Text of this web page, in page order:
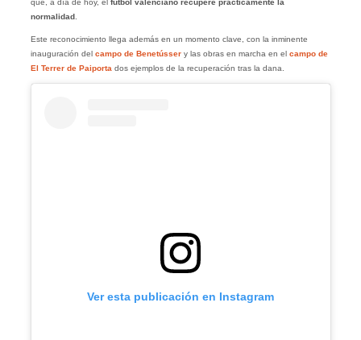
que, a día de hoy, el fútbol valenciano recupere prácticamente la
normalidad.
Este reconocimiento llega además en un momento clave, con la inminente
inauguración del campo de Benetússer y las obras en marcha en el campo de
El Terrer de Paiporta dos ejemplos de la recuperación tras la dana.
Ver esta publicación en Instagram